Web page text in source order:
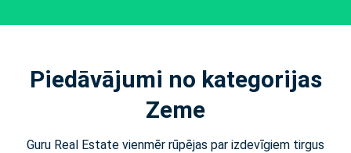
Piedāvājumi no kategorijas
Zeme
Guru Real Estate vienmēr rūpējas par izdevīgiem tirgus